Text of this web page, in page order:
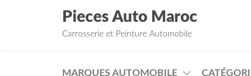
Aller au contenu
Pieces Auto Maroc
Carrosserie et Peinture Automobile
MARQUES AUTOMOBILE